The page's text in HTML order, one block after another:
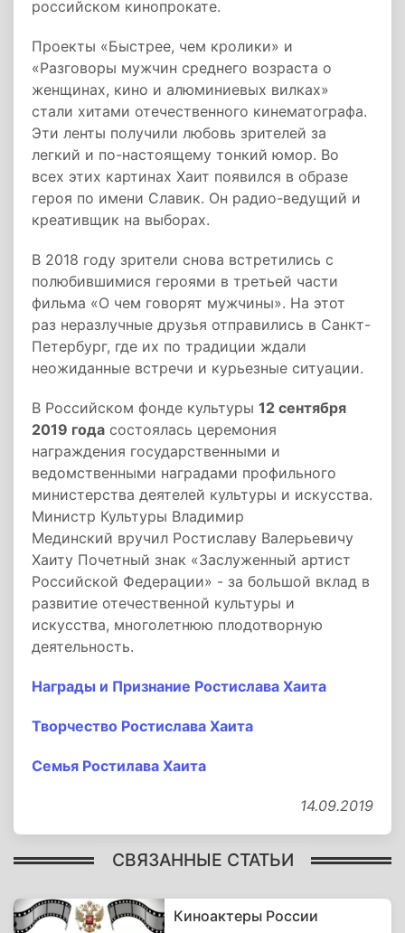
российском кинопрокате.
Проекты «Быстрее, чем кролики» и
«Разговоры мужчин среднего возраста о
женщинах, кино и алюминиевых вилках»
стали хитами отечественного кинематографа.
Эти ленты получили любовь зрителей за
легкий и по-настоящему тонкий юмор. Во
всех этих картинах Хаит появился в образе
героя по имени Славик. Он радио-ведущий и
креативщик на выборах.
В 2018 году зрители снова встретились с
полюбившимися героями в третьей части
фильма «О чем говорят мужчины». На этот
раз неразлучные друзья отправились в Санкт-
Петербург, где их по традиции ждали
неожиданные встречи и курьезные ситуации.
В Российском фонде культуры 12 сентября
2019 года состоялась церемония
награждения государственными и
ведомственными наградами профильного
министерства деятелей культуры и искусства.
Министр Культуры Владимир
Мединский вручил Ростиславу Валерьевичу
Хаиту Почетный знак «Заслуженный артист
Российской Федерации» - за большой вклад в
развитие отечественной культуры и
искусства, многолетнюю плодотворную
деятельность.
Награды и Признание Ростислава Хаита
Творчество Ростислава Хаита
Семья Ростилава Хаита
14.09.2019
СВЯЗАННЫЕ СТАТЬИ
Киноактеры России